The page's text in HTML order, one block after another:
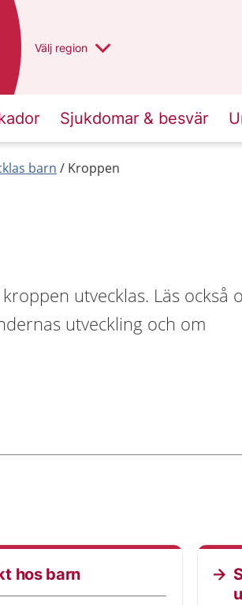
Du har valt region
Välj en annan
region
Sjukdomar & besvär
barn Kroppen
utvecklas. Läs också
utveckling och om
hos barn